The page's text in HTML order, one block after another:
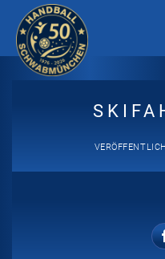
Inhalt
springen